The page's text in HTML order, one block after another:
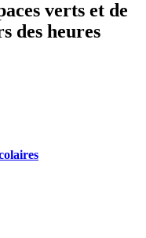
verts et de
des heures